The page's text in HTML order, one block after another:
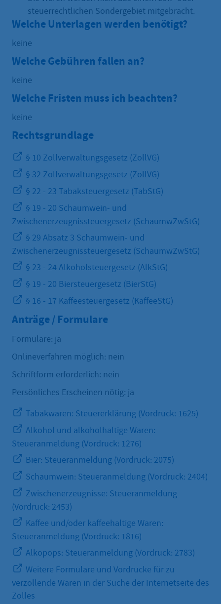
steuerrechtlichen Sondergebiet mitgebracht.
Welche Unterlagen werden benötigt?
keine
Welche Gebühren fallen an?
keine
Welche Fristen muss ich beachten?
keine
Rechtsgrundlage
§ 10 Zollverwaltungsgesetz (ZollVG)
§ 32 Zollverwaltungsgesetz (ZollVG)
§ 22 - 23 Tabaksteuergesetz (TabStG)
§ 19 - 20 Schaumwein- und
Zwischenerzeugnissteuergesetz (SchaumwZwStG)
§ 29 Absatz 3 Schaumwein- und
Zwischenerzeugnissteuergesetz (SchaumwZwStG)
§ 23 - 24 Alkoholsteuergesetz (AlkStG)
§ 19 - 20 Biersteuergesetz (BierStG)
§ 16 - 17 Kaffeesteuergesetz (KaffeeStG)
Anträge / Formulare
Formulare: ja
Onlineverfahren möglich: nein
Schriftform erforderlich: nein
Persönliches Erscheinen nötig: ja
Tabakwaren: Steuererklärung (Vordruck: 1625)
Alkohol und alkoholhaltige Waren:
Steueranmeldung (Vordruck: 1276)
Bier: Steueranmeldung (Vordruck: 2075)
Schaumwein: Steueranmeldung (Vordruck: 2404)
Zwischenerzeugnisse: Steueranmeldung
(Vordruck: 2453)
Kaffee und/oder kaffeehaltige Waren:
Steueranmeldung (Vordruck: 1816)
Alkopops: Steueranmeldung (Vordruck: 2783)
Weitere Formulare und Vordrucke für zu
verzollende Waren in der Suche der Internetseite des
Zolles